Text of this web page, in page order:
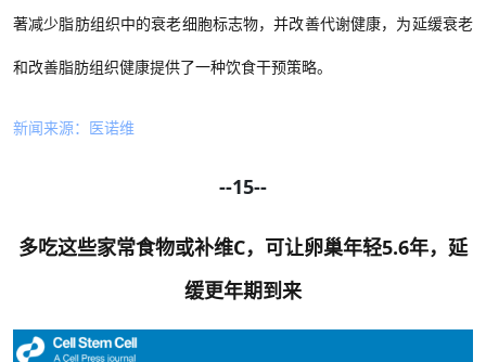
著减少脂肪组织中的衰老细胞标志物，并改善代谢健康，为延缓衰老
和改善脂肪组织健康提供了一种饮食干预策略。
新闻来源：医诺维
--15--
多吃这些家常食物或补维C，可让卵巢年轻5.6年，延
缓更年期到来